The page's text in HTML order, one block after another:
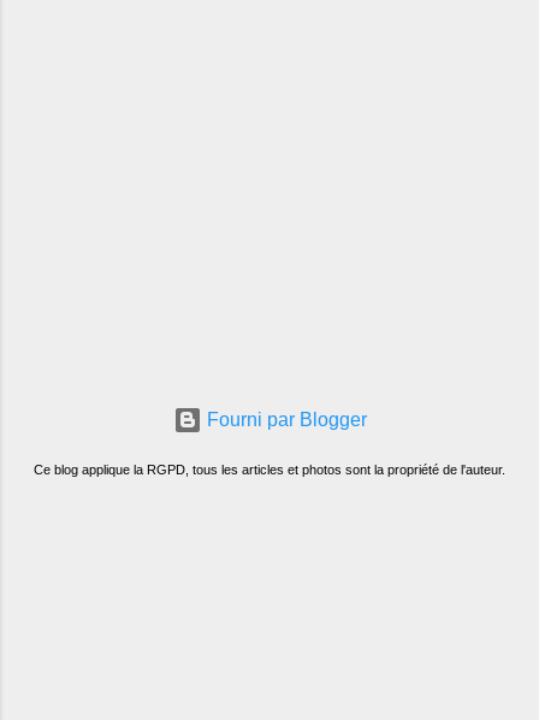
Fourni par Blogger
Ce blog applique la RGPD, tous les articles et photos sont la propriété de l'auteur.